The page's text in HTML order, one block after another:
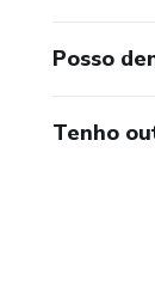
Posso
Tenho